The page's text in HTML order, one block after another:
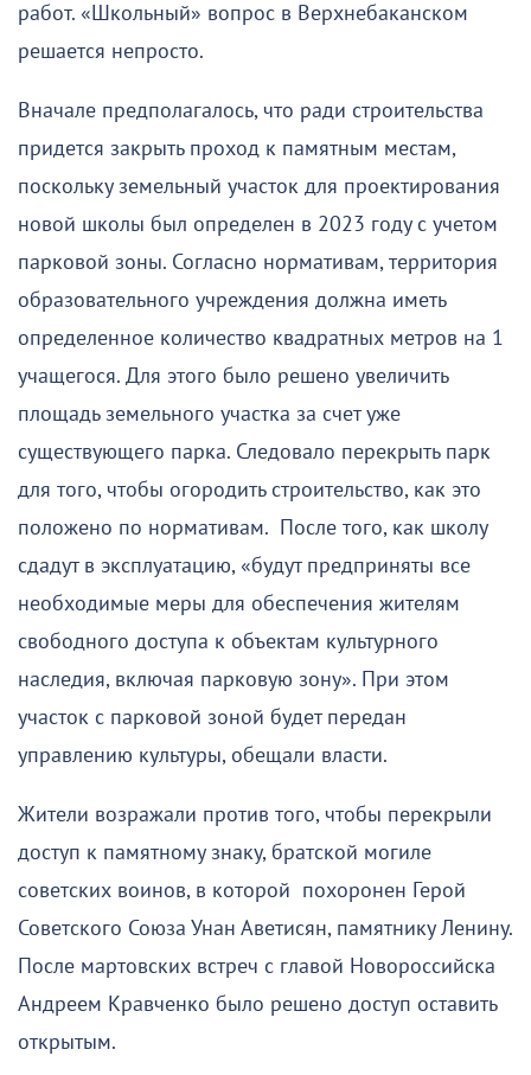
работ. «Школьный» вопрос в Верхнебаканском
решается непросто.
Вначале предполагалось, что ради строительства
придется закрыть проход к памятным местам,
поскольку земельный участок для проектирования
новой школы был определен в 2023 году с учетом
парковой зоны. Согласно нормативам, территория
образовательного учреждения должна иметь
определенное количество квадратных метров на 1
учащегося. Для этого было решено увеличить
площадь земельного участка за счет уже
существующего парка. Следовало перекрыть парк
для того, чтобы огородить строительство, как это
положено по нормативам. После того, как школу
сдадут в эксплуатацию, «будут предприняты все
необходимые меры для обеспечения жителям
свободного доступа к объектам культурного
наследия, включая парковую зону». При этом
участок с парковой зоной будет передан
управлению культуры, обещали власти.
Жители возражали против того, чтобы перекрыли
доступ к памятному знаку, братской могиле
советских воинов, в которой похоронен Герой
Советского Союза Унан Аветисян, памятнику Ленину.
После мартовских встреч с главой Новороссийска
Андреем Кравченко было решено доступ оставить
открытым.